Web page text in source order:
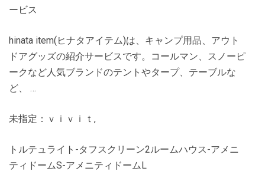
ービス
hinata item(ヒナタアイテム)は、キャンプ用品、アウト
ドアグッズの紹介サービスです。コールマン、スノーピ
ークなど人気ブランドのテントやタープ、テーブルな
ど、 …
未指定：ｖｉｖｉｔ,
トルテュライト-タフスクリーン2ルームハウス-アメニ
ティドームS-アメニティドームL